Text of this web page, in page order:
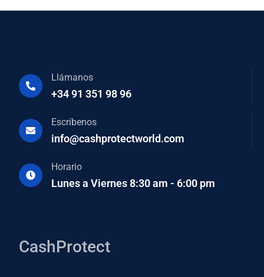
Llámanos
+34 91 351 98 96
Escríbenos
info@cashprotectworld.com
Horario
Lunes a Viernes 8:30 am - 6:00 pm
CashProtect